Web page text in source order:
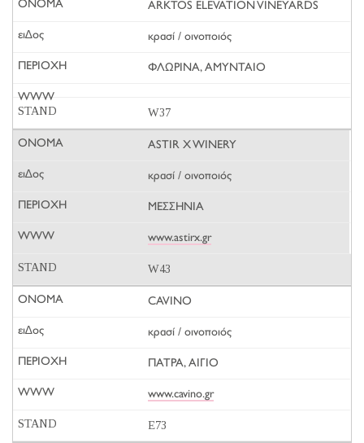
ARKTOS ELEVATION VINEYARDS
κρασί / οινοποιός
ΦΛΩΡΙΝΑ, ΑΜΥΝΤΑΙΟ
W37
ASTIR X WINERY
κρασί / οινοποιός
ΜΕΣΣΗΝΙΑ
www.astirx.gr
W43
CAVINO
κρασί / οινοποιός
ΠΑΤΡΑ, ΑΙΓΙΟ
www.cavino.gr
E73